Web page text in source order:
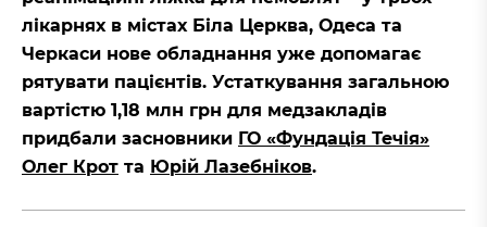
лікарнях в містах Біла Церква, Одеса та
Черкаси нове обладнання уже допомагає
рятувати пацієнтів. Устаткування загальною
вартістю 1,18 млн грн для медзакладів
придбали засновники ГО «Фундація Течія»
Олег Крот та Юрій Лазебніков.